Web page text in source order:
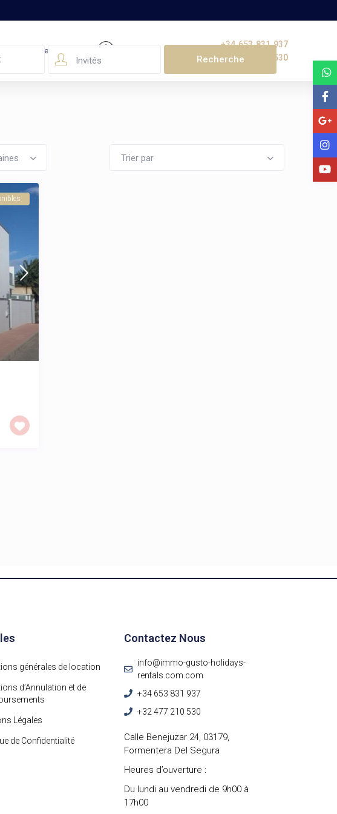
Nous Contacter
+34 653 831 937
+32 477 210 530
Invités
Trier par
générales de location
d’Annulation et de
Légales
de Confidentialité
Contactez Nous
info@immo-gusto-holidays-
rentals.com.com
+34 653 831 937
+32 477 210 530
Calle Benejuzar 24, 03179,
Formentera Del Segura
Heures d’ouverture :
Du lundi au vendredi de 9h00 à
17h00